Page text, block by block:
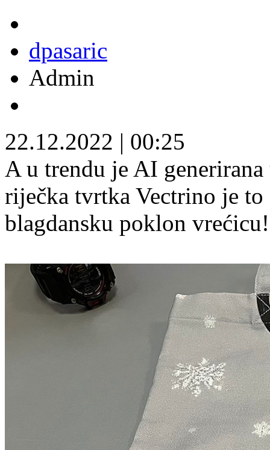
dpasaric
Admin
22.12.2022 | 00:25
A u trendu je AI
riječka tvrtka Vectrino je
blagdansku poklon vrećicu!